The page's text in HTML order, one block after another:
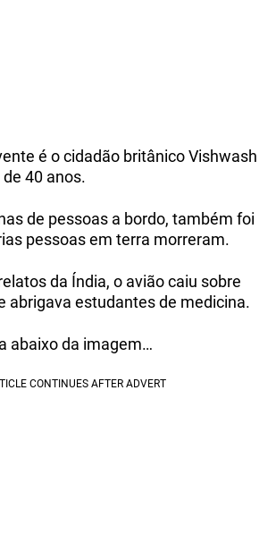
é o cidadão britânico Vishwash
40 anos.
de pessoas a bordo, também foi
pessoas em terra morreram.
da Índia, o avião caiu sobre
abrigava estudantes de medicina.
abaixo da imagem…